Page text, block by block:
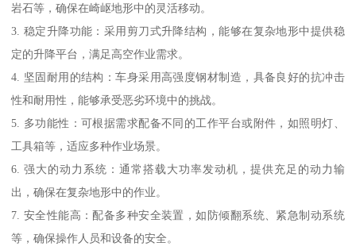
岩石等，确保在崎岖地形中的灵活移动。
3. 稳定升降功能：采用剪刀式升降结构，能够在复杂地形中提供稳
定的升降平台，满足高空作业需求。
4. 坚固耐用的结构：车身采用高强度钢材制造，具备良好的抗冲击
性和耐用性，能够承受恶劣环境中的挑战。
5. 多功能性：可根据需求配备不同的工作平台或附件，如照明灯、
工具箱等，适应多种作业场景。
6. 强大的动力系统：通常搭载大功率发动机，提供充足的动力输
出，确保在复杂地形中的作业。
7. 安全性能高：配备多种安全装置，如防倾翻系统、紧急制动系统
等，确保操作人员和设备的安全。